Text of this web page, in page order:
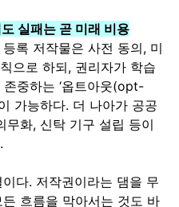
실패는 곧 미래 비용
록 저작물은 사전 동의, 미
으로 하되, 권리자가 학습
중하는 ‘옵트아웃(opt-
가능하다. 더 나아가 공공
무화, 신탁 기구 설립 등이
다. 저작권이라는 댐을 무
흐름을 막아서는 것도 바